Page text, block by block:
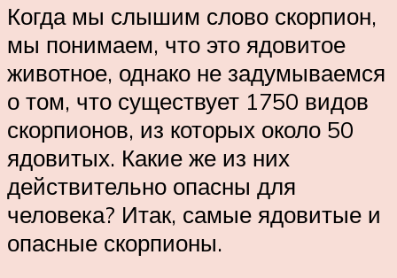
Когда мы слышим слово скорпион,
мы понимаем, что это ядовитое
животное, однако не задумываемся
о том, что существует 1750 видов
скорпионов, из которых около 50
ядовитых. Какие же из них
действительно опасны для
человека? Итак, самые ядовитые и
опасные скорпионы.